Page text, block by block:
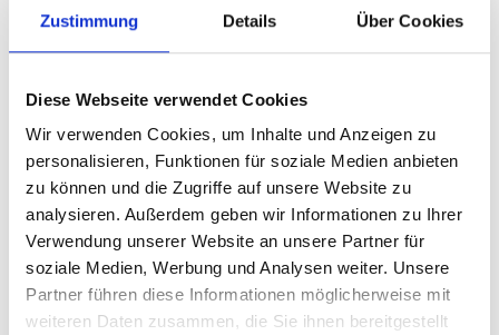
Zustimmung Details Über Cookies
Diese Webseite verwendet Cookies
Wir verwenden Cookies, um Inhalte und Anzeigen zu
personalisieren, Funktionen für soziale Medien anbieten
zu können und die Zugriffe auf unsere Website zu
analysieren. Außerdem geben wir Informationen zu Ihrer
Verwendung unserer Website an unsere Partner für
soziale Medien, Werbung und Analysen weiter. Unsere
Partner führen diese Informationen möglicherweise mit
weiteren Daten zusammen, die Sie ihnen bereitgestellt
RSC-R1UU-E8PR
Produktnummer:
AS-RSC-R1UU-E8PR
EAN:
672042047154
Hersteller-Nr.:
RSC-R1UU-E8PR
Hersteller:
SUPERMICRO
Verfügbarkeit:
Nicht lagernd
Lieferzeit:
Nicht mehr verfügbar